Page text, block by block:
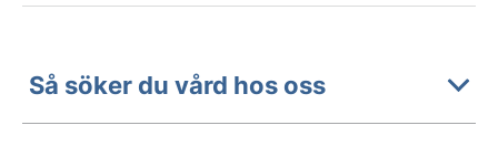
Så söker du vård hos oss